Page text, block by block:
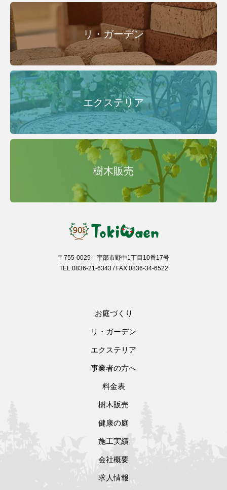
リ・ガーデン
エクステリア
樹木販売
〒755-0025 宇部市野中1丁目10番17号
TEL:0836-21-6343 / FAX:0836-34-6522
お庭づくり
リ・ガーデン
エクステリア
事業者の方へ
料金表
樹木販売
健康の庭
施工実績
会社概要
求人情報